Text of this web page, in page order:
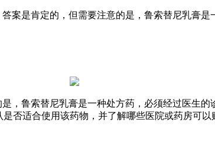
案是肯定的，但需要注意的是，鲁索替尼乳膏
，鲁索替尼乳膏是一种处方药，必须经过医生
否适合使用该药物，并了解哪些医院或药房可